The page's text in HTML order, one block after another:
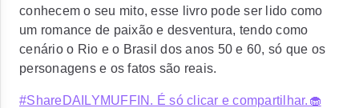
conhecem o seu mito, esse livro pode ser lido como
um romance de paixão e desventura, tendo como
cenário o Rio e o Brasil dos anos 50 e 60, só que os
personagens e os fatos são reais.
#ShareDAILYMUFFIN. É só clicar e compartilhar.🧁